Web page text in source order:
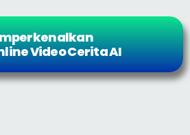
Video Cerita AI